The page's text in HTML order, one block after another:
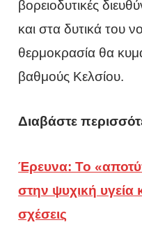
βορειοδυτικές
και στα δυτικά
θερμοκρασία θα
βαθμούς Κελσίου.
Διαβάστε
Έρευνα: Το
στην ψυχική υγεία
σχέσεις